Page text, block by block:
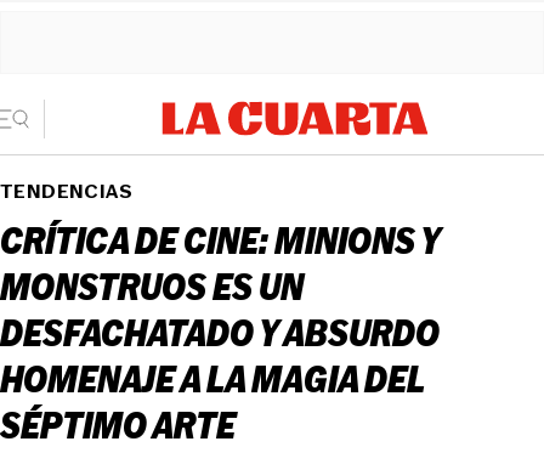
TENDENCIAS
CRÍTICA DE CINE: MINIONS Y
MONSTRUOS ES UN
DESFACHATADO Y ABSURDO
HOMENAJE A LA MAGIA DEL
SÉPTIMO ARTE